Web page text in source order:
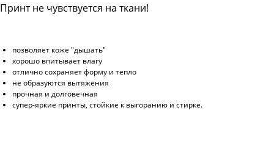
Принт не чувствуется на ткани!
позволяет коже "дышать"
хорошо впитывает влагу
отлично сохраняет форму и тепло
не образуются вытяжения
прочная и долговечная
супер-яркие принты, стойкие к выгоранию и стирке.